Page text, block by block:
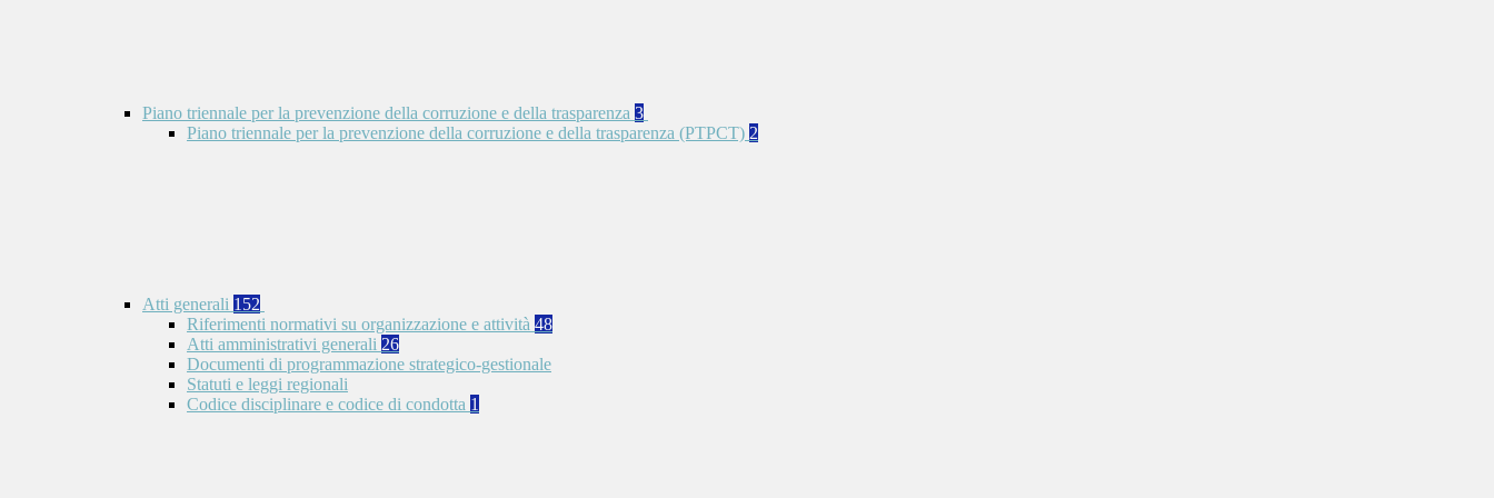
Piano triennale per la prevenzione della corruzione e della trasparenza 3
Piano triennale per la prevenzione della corruzione e della trasparenza (PTPCT) 2
Atti generali 152
Riferimenti normativi su organizzazione e attività 48
Atti amministrativi generali 26
Documenti di programmazione strategico-gestionale
Statuti e leggi regionali
Codice disciplinare e codice di condotta 1